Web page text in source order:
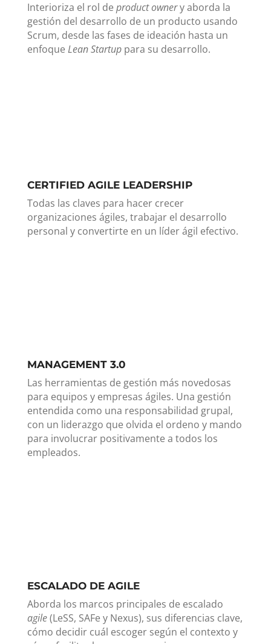
Interioriza el rol de product ownery aborda la
gestión del desarrollo de un producto usando
Scrum, desde las fases de ideación hasta un
enfoque Lean Startuppara su desarrollo.
CERTIFIED AGILE LEADERSHIP
Todas las claves para hacer crecer
organizaciones ágiles, trabajar el desarrollo
personal y convertirte en un líder ágil efectivo.
MANAGEMENT 3.0
Las herramientas de gestión más novedosas
para equipos y empresas ágiles. Una gestión
entendida como una responsabilidad grupal,
con un liderazgo que olvida el ordeno y mando
para involucrar positivamente a todos los
empleados.
ESCALADO DE AGILE
Aborda los marcos principales de escalado
agile(LeSS, SAFe y Nexus), sus diferencias clave,
cómo decidir cuál escoger según el contexto y